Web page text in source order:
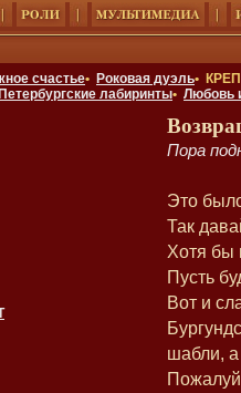
счастье• Роковая дуэль•
Петербургские лабиринты• Любовь
Пора
Это
Так
Хотя бы
Пусть
Вот и
шабли,